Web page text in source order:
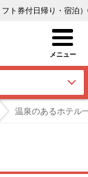
ト券付日帰り・宿泊
温泉のあるホテル